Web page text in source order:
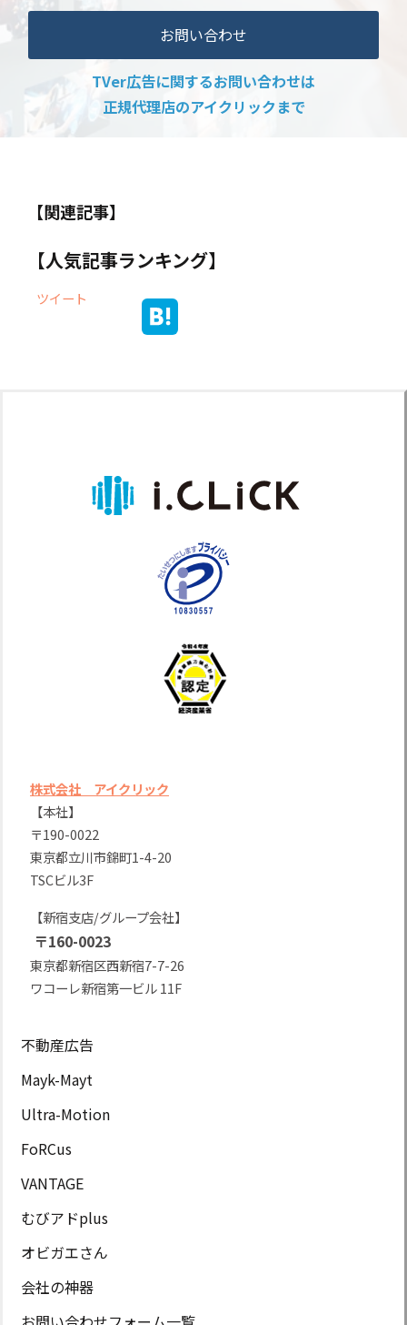
お問い合わせ
TVer広告に関するお問い合わせは
正規代理店のアイクリックまで
【関連記事】
【人気記事ランキング】
ツイート
株式会社 アイクリック
【本社】
〒190-0022
東京都立川市錦町1-4-20
TSCビル3F
【新宿支店/グループ会社】
〒160-0023
東京都新宿区西新宿7-7-26
ワコーレ新宿第一ビル 11F
不動産広告
Mayk-Mayt
Ultra-Motion
FoRCus
VANTAGE
むびアドplus
オビガエさん
会社の神器